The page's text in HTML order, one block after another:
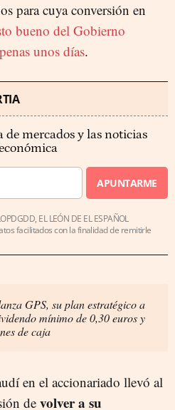
para cuya conversión en
bueno del Gobierno
unos días.
mercados y las noticias
APUNTARME
EL LEÓN DE EL ESPAÑOL
facilitados con la finalidad de remitirle
GPS, su plan estratégico a
mínimo de 0,30 euros y
de caja
en el accionariado llevó al
devolver a su